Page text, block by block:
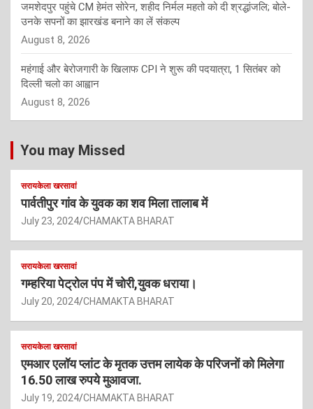
जमशेदपुर पहुंचे CM हेमंत सोरेन, शहीद निर्मल महतो को दी श्रद्धांजलि; बोले-
उनके सपनों का झारखंड बनाने का लें संकल्प
August 8, 2026
महंगाई और बेरोजगारी के खिलाफ CPI ने शुरू की पदयात्रा, 1 सितंबर को
दिल्ली चलो का आह्वान
August 8, 2026
You may Missed
सरायकेला खरसावां
पार्वतीपुर गांव के युवक का शव मिला तालाब में
July 23, 2024 CHAMAKTA BHARAT
सरायकेला खरसावां
गम्हरिया पेट्रोल पंप में चोरी,युवक धराया।
July 20, 2024 CHAMAKTA BHARAT
सरायकेला खरसावां
एमआर एलॉय प्लांट के मृतक उत्तम लायेक के परिजनों को मिलेगा
16.50 लाख रुपये मुआवजा.
July 19, 2024 CHAMAKTA BHARAT